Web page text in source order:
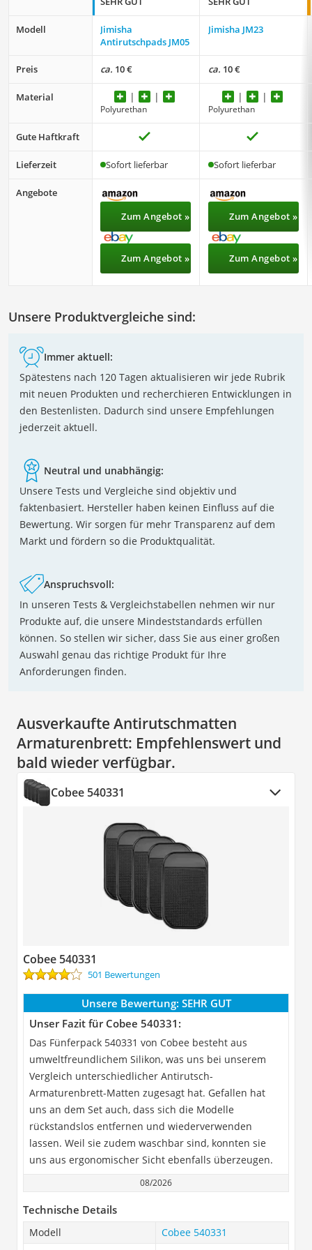
Modell
Jimisha
Antirutschpads JM05
‎Jimisha ‎JM23
Preis ca. 10 € ca. 10 €
Material
Polyurethan Polyurethan
Gute Haftkraft
Lieferzeit Sofort lieferbar Sofort lieferbar
Angebote
Zum Angebot »
Zum Angebot »
Zum Angebot »
Zum Angebot »
Unsere Produktvergleiche sind:
Immer aktuell:
Spätestens nach 120 Tagen aktualisieren wir jede Rubrik
mit neuen Produkten und recherchieren Entwicklungen in
den Bestenlisten. Dadurch sind unsere Empfehlungen
jederzeit aktuell.
Neutral und unabhängig:
Unsere Tests und Vergleiche sind objektiv und
faktenbasiert. Hersteller haben keinen Einfluss auf die
Bewertung. Wir sorgen für mehr Transparenz auf dem
Markt und fördern so die Produktqualität.
Anspruchsvoll:
In unseren Tests & Vergleichstabellen nehmen wir nur
Produkte auf, die unsere Mindeststandards erfüllen
können. So stellen wir sicher, dass Sie aus einer großen
Auswahl genau das richtige Produkt für Ihre
Anforderungen finden.
Ausverkaufte Antirutschmatten
Armaturenbrett: Empfehlenswert und
bald wieder verfügbar.
Cobee ‎540331
Cobee ‎540331
501 Bewertungen
Unsere Bewertung: SEHR GUT
Unser Fazit für Cobee ‎540331:
Das Fünferpack 540331 von Cobee besteht aus
umweltfreundlichem Silikon, was uns bei unserem
Vergleich unterschiedlicher Antirutsch-
Armaturenbrett-Matten zugesagt hat. Gefallen hat
uns an dem Set auch, dass sich die Modelle
rückstandslos entfernen und wiederverwenden
lassen. Weil sie zudem waschbar sind, konnten sie
uns aus ergonomischer Sicht ebenfalls überzeugen.
08/2026
Technische Details
Modell
Cobee ‎540331